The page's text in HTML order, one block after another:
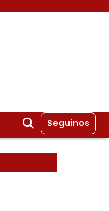
Seguinos